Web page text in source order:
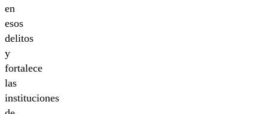
en
esos
delitos
y
fortalece
las
instituciones